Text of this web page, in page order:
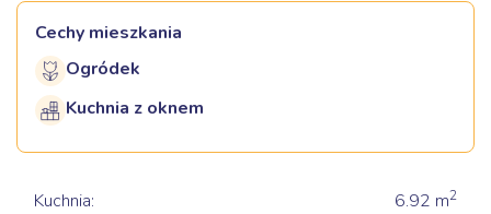
Cechy mieszkania
Ogródek
Kuchnia z oknem
Kuchnia: 6.92 m2